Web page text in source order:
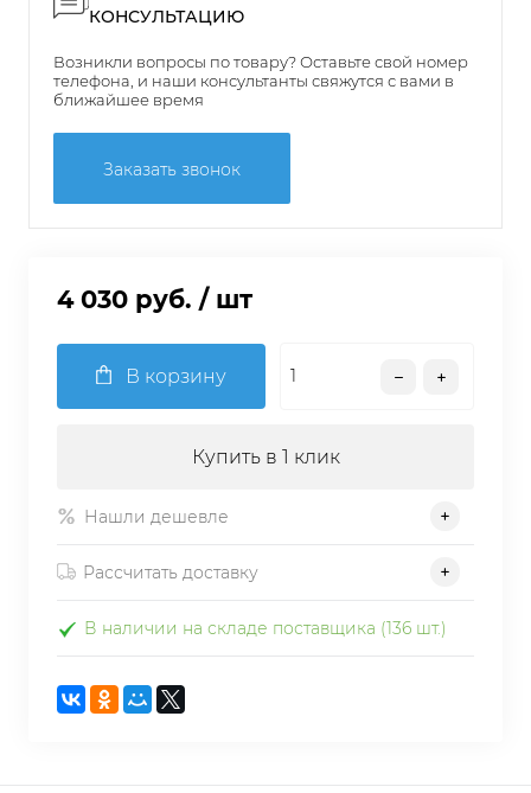
КОНСУЛЬТАЦИЮ
Возникли вопросы по товару? Оставьте свой номер
телефона, и наши консультанты свяжутся с вами в
ближайшее время
Заказать звонок
4 030 руб. / шт
В корзину
Купить в 1 клик
Нашли дешевле
Рассчитать доставку
В наличии на складе поставщика (136 шт.)